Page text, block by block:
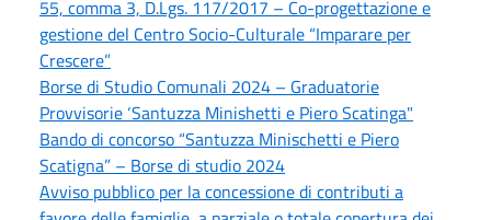
55, comma 3, D.Lgs. 117/2017 – Co-progettazione e
gestione del Centro Socio-Culturale “Imparare per
Crescere”
Borse di Studio Comunali 2024 – Graduatorie
Provvisorie ‘Santuzza Minishetti e Piero Scatinga"
Bando di concorso “Santuzza Minischetti e Piero
Scatigna” – Borse di studio 2024
Avviso pubblico per la concessione di contributi a